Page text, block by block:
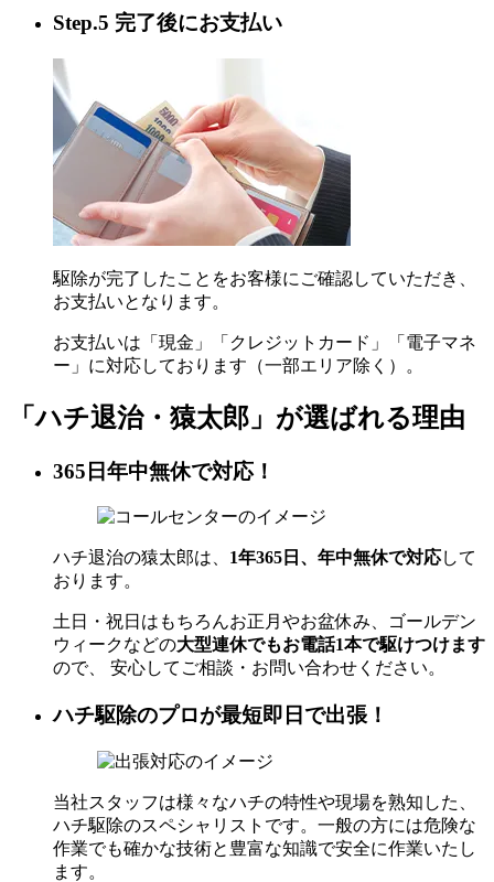
Step.5 完了後にお支払い
駆除が完了したことをお客様にご確認していただき、
お支払いとなります。
お支払いは「現金」「クレジットカード」「電子マネ
ー」に対応しております（一部エリア除く）。
「ハチ退治・猿太郎」が選ばれる理由
365日年中無休で対応！
ハチ退治の猿太郎は、 1年365日、年中無休で対応して
おります。
土日・祝日はもちろんお正月やお盆休み、ゴールデン
ウィークなどの大型連休でもお電話1本で駆けつけます
ので、 安心してご相談・お問い合わせください。
ハチ駆除のプロが最短即日で出張！
当社スタッフは様々なハチの特性や現場を熟知した、
ハチ駆除のスペシャリストです。一般の方には危険な
作業でも確かな技術と豊富な知識で安全に作業いたし
ます。